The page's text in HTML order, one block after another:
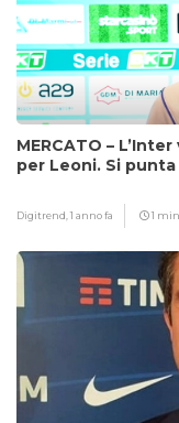
MERCATO –
per Leoni. Si
Digitrend,1 anno fa 1